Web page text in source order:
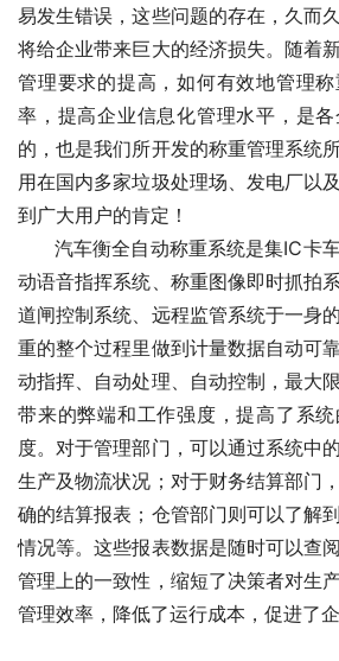
易发生错误，这些问题的存在，久而
将给企业带来巨大的经济损失。随着
管理要求的提高，如何有效地管理
率，提高企业信息化管理水平，是
的，也是我们所开发的称重管理系统
用在国内多家垃圾处理场、发电厂以
到广大用户的肯定！
汽车衡全自动称重系统是集IC卡车
动语音指挥系统、称重图像即时抓拍
道闸控制系统、远程监管系统于一身
重的整个过程里做到计量数据自动可
动指挥、自动处理、自动控制，最大
带来的弊端和工作强度，提高了系
度。对于管理部门，可以通过系统中
生产及物流状况；对于财务结算部门
确的结算报表；仓管部门则可以了解
情况等。这些报表数据是随时可以查
管理上的一致性，缩短了决策者对生
管理效率，降低了运行成本，促进了企